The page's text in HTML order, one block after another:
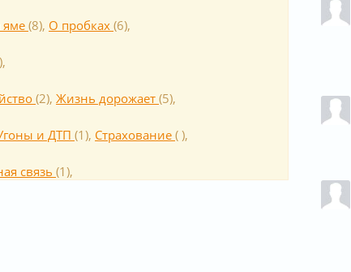
(8), О пробках (6),
),
(2), Жизнь дорожает (5),
и ДТП (1), Cтрахование ( ),
связь (1),